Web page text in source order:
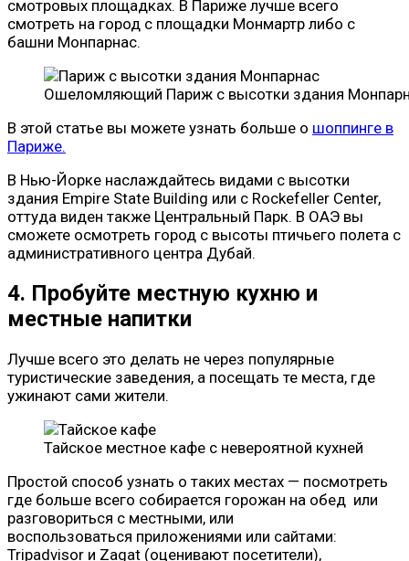
смотровых площадках. В Париже лучше всего
смотреть на город с площадки Монмартр либо с
башни Монпарнас.
Ошеломляющий Париж с высотки здания
В этой статье вы можете узнать больше о шоппинге в
Париже.
В Нью-Йорке наслаждайтесь видами с высотки
здания Empire State Building или с Rockefeller Center,
оттуда виден также Центральный Парк. В ОАЭ вы
сможете осмотреть город с высоты птичьего полета с
административного центра Дубай.
4. Пробуйте местную кухню и
местные напитки
Лучше всего это делать не через популярные
туристические заведения, а посещать те места, где
ужинают сами жители.
Тайское местное кафе с невероятной кухней
Простой способ узнать о таких местах — посмотреть
где больше всего собирается горожан на обед или
разговориться с местными, или
воспользоваться приложениями или сайтами:
Tripadvisor и Zagat (оценивают посетители),